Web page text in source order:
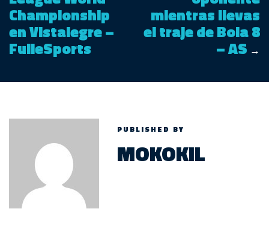
Championship
en Vistalegre –
FulleSports
mientras llevas
el traje de Bola 8
– AS →
PUBLISHED BY
MOKOKIL